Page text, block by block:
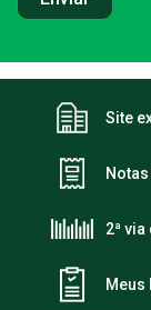
Site
2ª
Meus